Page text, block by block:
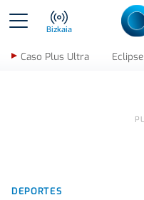
Bizkaia
Caso Plus Ultra Eclipse
DEPORTES